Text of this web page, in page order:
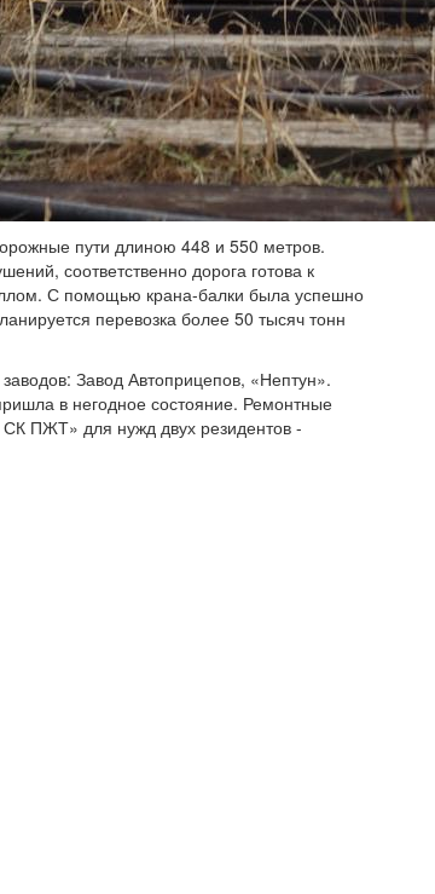
пути длиною 448 и 550 метров.
соответственно дорога готова к
С помощью крана-балки была успешно
перевозка более 50 тысяч тонн
Завод Автоприцепов, «Нептун».
в негодное состояние. Ремонтные
ПЖТ» для нужд двух резидентов -